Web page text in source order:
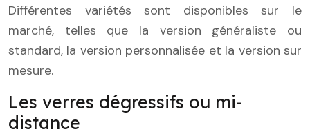
Différentes variétés sont disponibles sur le
marché, telles que la version généraliste ou
standard, la version personnalisée et la version sur
mesure.
Les verres dégressifs ou mi-
distance